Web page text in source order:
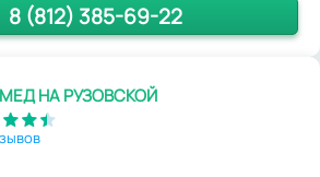
8 (812) 385-69-22
НА РУЗОВСКОЙ